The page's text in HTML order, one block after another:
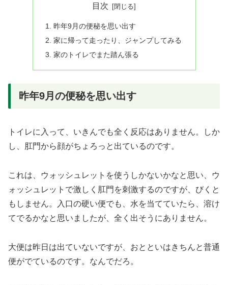
目次
昨年9月の便秘を思い出す
家に帰って走ったり、ジャンプしてみる
家のトイレでまた踏ん張る
昨年9月の便秘を思い出す
トイレに入って、いきんでも全く反応はありません。しか
し、肛門から顔がちょろっと出ているのです。
これは、ウォッシュレットを使うしかないかなと思い、ウ
ォッシュレットで激しく肛門を刺激するのですが、びくと
もしません。入口の硬い便でも、水を当てていたら、溶け
てでるかなと思いましたが、全く出そうにありません。
大便は昨日は出ていないですが、おとといはきちんと普通
便がでているのです。なんでだろ。